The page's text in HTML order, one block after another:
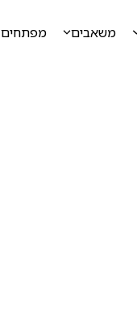
משאבים מפתחים